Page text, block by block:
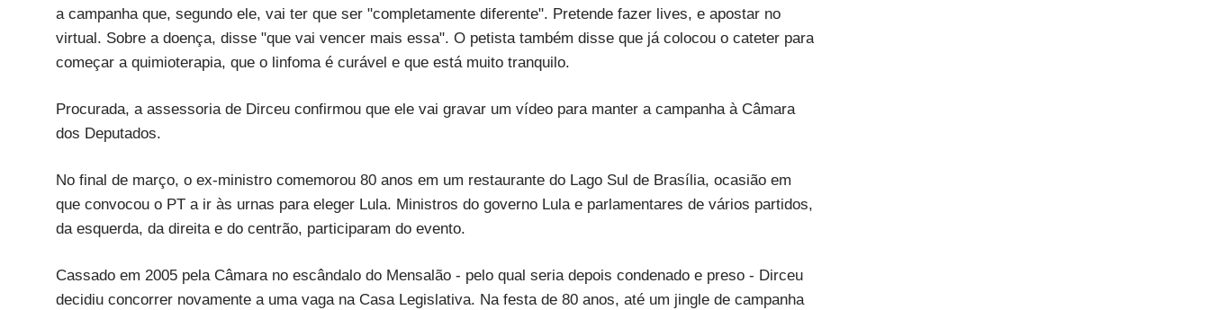
a campanha que, segundo ele, vai ter que ser "completamente diferente". Pretende fazer lives, e apostar no
virtual. Sobre a doença, disse "que vai vencer mais essa". O petista também disse que já colocou o cateter para
começar a quimioterapia, que o linfoma é curável e que está muito tranquilo.
Procurada, a assessoria de Dirceu confirmou que ele vai gravar um vídeo para manter a campanha à Câmara
dos Deputados.
No final de março, o ex-ministro comemorou 80 anos em um restaurante do Lago Sul de Brasília, ocasião em
que convocou o PT a ir às urnas para eleger Lula. Ministros do governo Lula e parlamentares de vários partidos,
da esquerda, da direita e do centrão, participaram do evento.
Cassado em 2005 pela Câmara no escândalo do Mensalão - pelo qual seria depois condenado e preso - Dirceu
decidiu concorrer novamente a uma vaga na Casa Legislativa. Na festa de 80 anos, até um jingle de campanha